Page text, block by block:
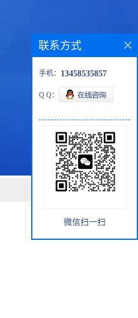
联系方式
手机： 13458535857
Q Q：
微信扫一扫